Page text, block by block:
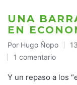
UNA
EN
Publicado
por
Por Hugo Ñopo
1 comentario
Y un repaso a los